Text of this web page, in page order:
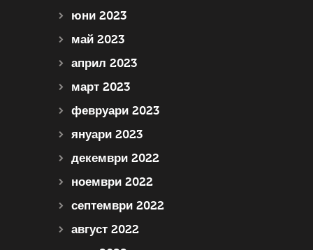
юни 2023
май 2023
април 2023
март 2023
февруари 2023
януари 2023
декември 2022
ноември 2022
септември 2022
август 2022